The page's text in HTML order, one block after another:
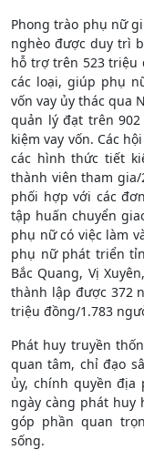
Phong trào phụ nữ
nghèo được duy trì
hỗ trợ trên 523 triệu
các loại, giúp phụ
vốn vay ủy thác qua
quản lý đạt trên
kiệm vay vốn. Các
các hình thức tiết
thành viên tham gia/
phối hợp với các
tập huấn chuyển
phụ nữ có việc làm
phụ nữ phát triển
Bắc Quang, Vị
thành lập được 372
triệu đồng/1.783
Phát huy truyền
quan tâm, chỉ đạo
ủy, chính quyền
ngày càng phát huy
góp phần quan
sống.